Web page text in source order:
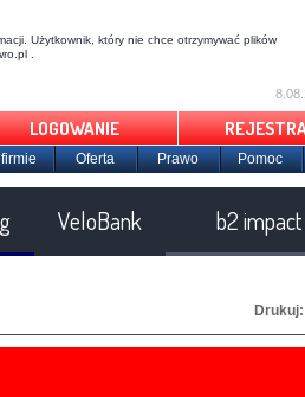
Użytkownik, który nie chce otrzymywać plików
.
LOGOWANIE
Oferta Prawo Pomoc
VeloBank b2 impact
Drukuj: